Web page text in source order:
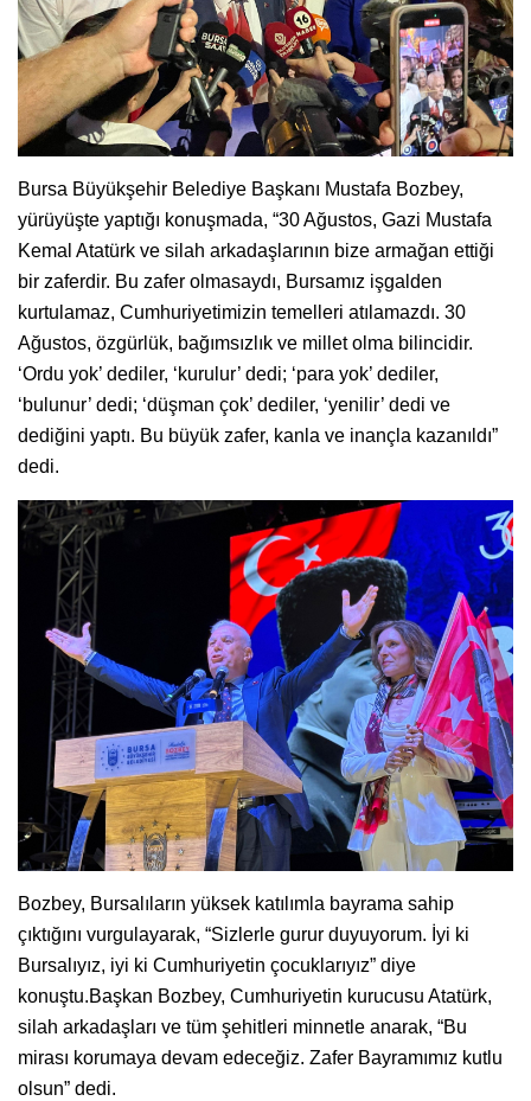
Bursa Büyükşehir Belediye Başkanı Mustafa Bozbey,
yürüyüşte yaptığı konuşmada, “30 Ağustos, Gazi Mustafa
Kemal Atatürk ve silah arkadaşlarının bize armağan ettiği
bir zaferdir. Bu zafer olmasaydı, Bursamız işgalden
kurtulamaz, Cumhuriyetimizin temelleri atılamazdı. 30
Ağustos, özgürlük, bağımsızlık ve millet olma bilincidir.
‘Ordu yok’ dediler, ‘kurulur’ dedi; ‘para yok’ dediler,
‘bulunur’ dedi; ‘düşman çok’ dediler, ‘yenilir’ dedi ve
dediğini yaptı. Bu büyük zafer, kanla ve inançla kazanıldı”
dedi.
Bozbey, Bursalıların yüksek katılımla bayrama sahip
çıktığını vurgulayarak, “Sizlerle gurur duyuyorum. İyi ki
Bursalıyız, iyi ki Cumhuriyetin çocuklarıyız” diye
konuştu.Başkan Bozbey, Cumhuriyetin kurucusu Atatürk,
silah arkadaşları ve tüm şehitleri minnetle anarak, “Bu
mirası korumaya devam edeceğiz. Zafer Bayramımız kutlu
olsun” dedi.